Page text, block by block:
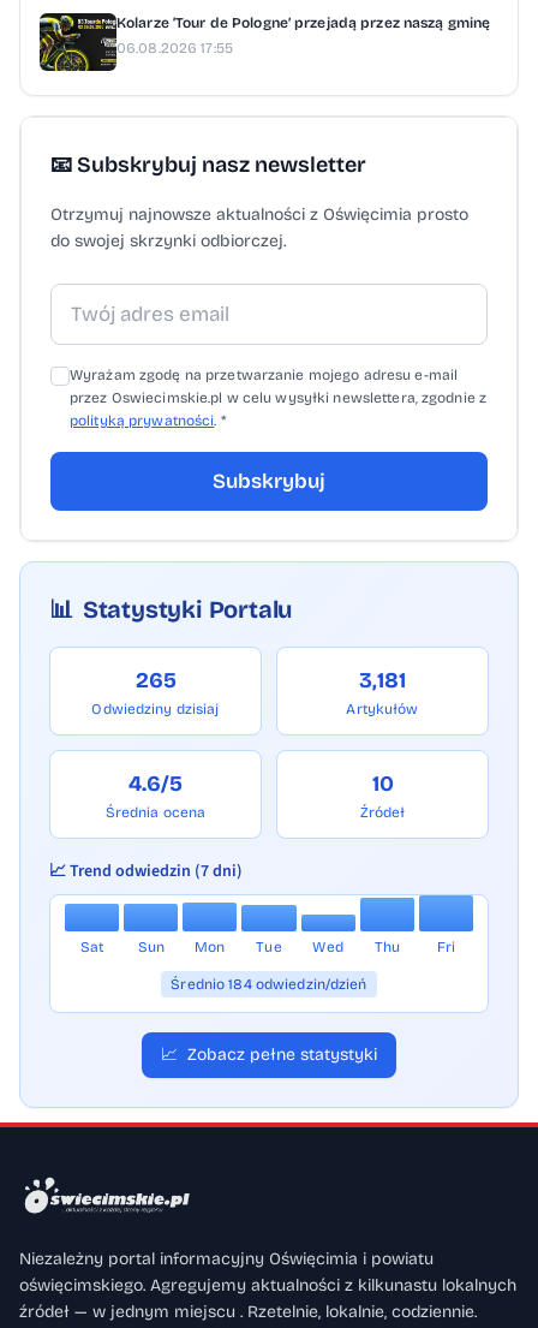
Kolarze ‘Tour de Pologne’ przejadą przez naszą gminę
06.08.2026 17:55
📧 Subskrybuj nasz newsletter
Otrzymuj najnowsze aktualności z Oświęcimia prosto
do swojej skrzynki odbiorczej.
Wyrażam zgodę na przetwarzanie mojego adresu e-mail
przez Oswiecimskie.pl w celu wysyłki newslettera, zgodnie z
polityką prywatności. *
Subskrybuj
📊 Statystyki Portalu
265
Odwiedziny dzisiaj
3,181
Artykułów
4.6/5
Średnia ocena
10
Źródeł
📈 Trend odwiedzin (7 dni)
Sat Sun Mon Tue Wed Thu Fri
Średnio 184 odwiedzin/dzień
📈 Zobacz pełne statystyki
Niezależny portal informacyjny Oświęcimia i powiatu
oświęcimskiego. Agregujemy aktualności z kilkunastu lokalnych
źródeł — w jednym miejscu . Rzetelnie, lokalnie, codziennie.